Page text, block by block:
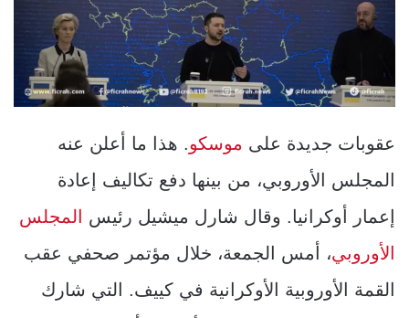
عقوبات جديدة على موسكو. هذا ما أعلن عنه
المجلس الأوروبي، من بينها دفع تكاليف إعادة
إعمار أوكرانيا. وقال شارل ميشيل رئيس
المجلس
الأوروبي، أمس الجمعة، خلال مؤتمر صحفي عقب
القمة الأوروبية الأوكرانية في كييف. التي شارك